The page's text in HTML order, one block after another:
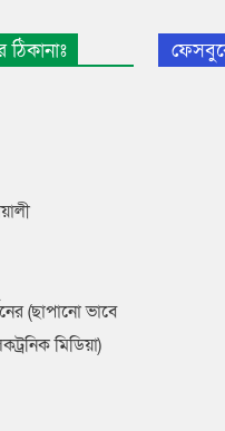
(ছাপানো ভাবে
মিডিয়া)